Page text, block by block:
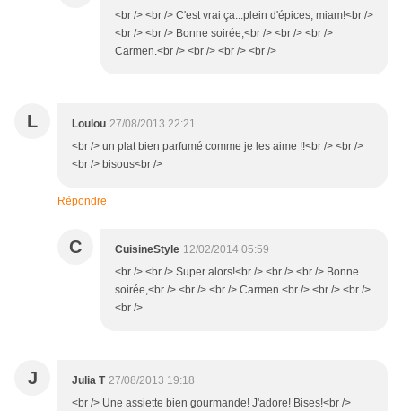
<br /> <br /> C'est vrai ça...plein d'épices, miam!<br />
<br /> <br /> Bonne soirée,<br /> <br /> <br />
Carmen.<br /> <br /> <br /> <br />
L Loulou 27/08/2013 22:21
<br /> un plat bien parfumé comme je les aime !!<br /> <br />
<br /> bisous<br />
Répondre
C CuisineStyle 12/02/2014 05:59
<br /> <br /> Super alors!<br /> <br /> <br /> Bonne
soirée,<br /> <br /> <br /> Carmen.<br /> <br /> <br />
<br />
J Julia T 27/08/2013 19:18
<br /> Une assiette bien gourmande! J'adore! Bises!<br />